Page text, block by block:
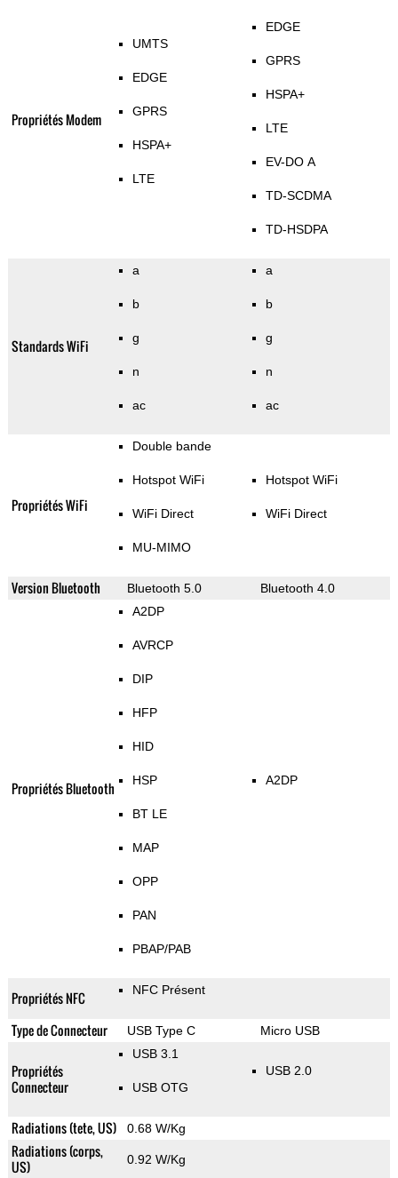
Propriétés Modem
UMTS
EDGE
GPRS
HSPA+
LTE
EDGE
GPRS
HSPA+
LTE
EV-DO A
TD-SCDMA
TD-HSDPA
Standards WiFi
a
b
g
n
ac
a
b
g
n
ac
Propriétés WiFi
Double bande
Hotspot WiFi
WiFi Direct
MU-MIMO
Hotspot WiFi
WiFi Direct
Version Bluetooth Bluetooth 5.0 Bluetooth 4.0
Propriétés Bluetooth
A2DP
AVRCP
DIP
HFP
HID
HSP
BT LE
MAP
OPP
PAN
PBAP/PAB
A2DP
Propriétés NFC NFC Présent
Type de Connecteur USB Type C Micro USB
Propriétés
Connecteur
USB 3.1
USB OTG
USB 2.0
Radiations (tete, US) 0.68 W/Kg
Radiations (corps,
US)
0.92 W/Kg